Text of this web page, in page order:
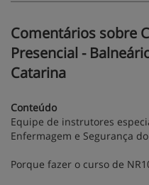
Comentários sobre
Presencial -
Catarina
Conteúdo
Equipe de instrutores
Enfermagem e Segurança
Porque fazer o curso de